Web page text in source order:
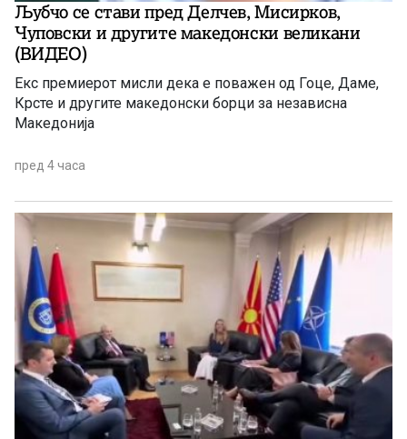
Љубчо се стави пред Делчев, Мисирков,
Чуповски и другите македонски великани
(ВИДЕО)
Екс премиерот мисли дека е поважен од Гоце, Даме,
Крсте и другите македонски борци за независна
Македонија
пред 4 часа